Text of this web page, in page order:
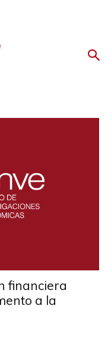
financiera
a la